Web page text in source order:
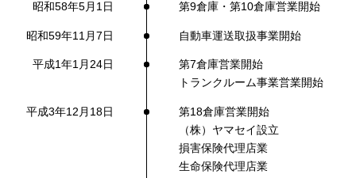
昭和58年5月1日 第9倉庫・第10倉庫営業開始
昭和59年11月7日 自動車運送取扱事業開始
平成1年1月24日
第7倉庫営業開始
トランクルーム事業営業開始
平成3年12月18日
第18倉庫営業開始
（株）ヤマセイ設立
損害保険代理店業
生命保険代理店業